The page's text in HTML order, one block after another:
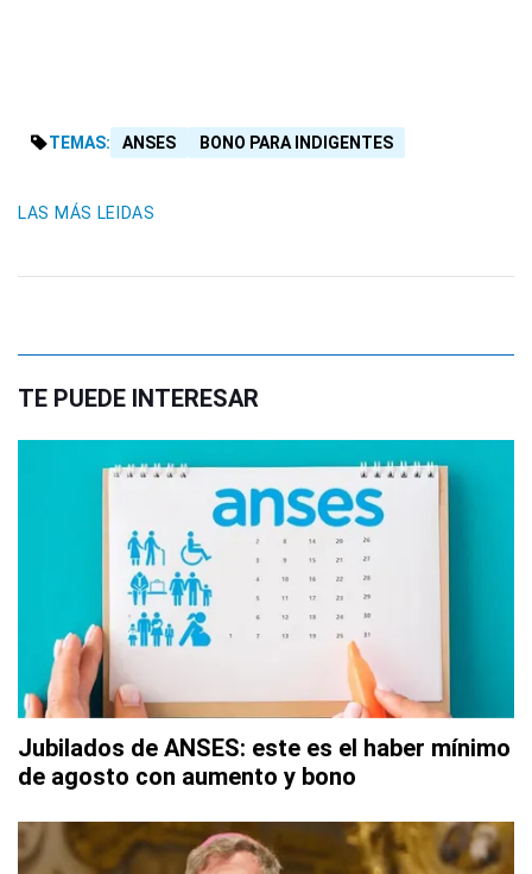
TEMAS: ANSES BONO PARA INDIGENTES
LAS MÁS LEIDAS
TE PUEDE INTERESAR
Jubilados de ANSES: este es el haber mínimo
de agosto con aumento y bono